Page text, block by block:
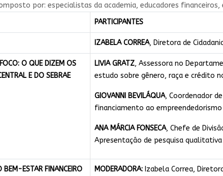
por: especialistas da academia, educadores
PARTICIPANTES
IZABELA CORREA, Diretora de
O QUE DIZEM OS
E DO SEBRAE
LIVIA GRATZ, Assessora no
estudo sobre gênero, raça e crédito
GIOVANNI BEVILÁQUA, Coordenador
financiamento ao
ANA MÁRCIA FONSECA, Chefe de
Apresentação de pesquisa
ESTAR FINANCEIRO
MODERADORA: Izabela Correa,